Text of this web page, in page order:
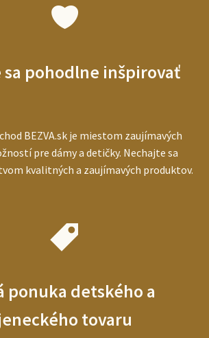
sa pohodlne inšpirovať
BEZVA.sk je miestom zaujímavých
pre dámy a detičky. Nechajte sa
kvalitných a zaujímavých produktov.
ponuka detského a
tovaru